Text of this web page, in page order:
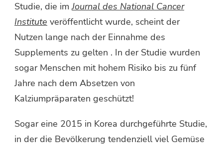
Studie, die imJournal des National Cancer
Institute veröffentlicht wurde, scheint der
Nutzen lange nach der Einnahme des
Supplements zu gelten . In der Studie wurden
sogar Menschen mit hohem Risiko bis zu fünf
Jahre nach dem Absetzen von
Kalziumpräparaten geschützt!
Sogar eine 2015 in Korea durchgeführte Studie,
in der die Bevölkerung tendenziell viel Gemüse